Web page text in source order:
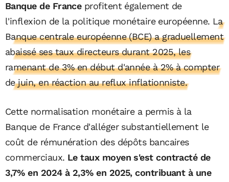
Banque de Franceprofitent également de
l'inflexion de la politique monétaire européenne. La
Banque centrale européenne (BCE) a graduellement
abaissé ses taux directeurs durant 2025, les
ramenant de 3% en début d'année à 2% à compter
de juin, en réaction au reflux inflationniste.
Cette normalisation monétaire a permis à la
Banque de France d'alléger substantiellement le
coût de rémunération des dépôts bancaires
commerciaux. Le taux moyen s'est contracté de
3,7% en 2024 à 2,3% en 2025, contribuant à une